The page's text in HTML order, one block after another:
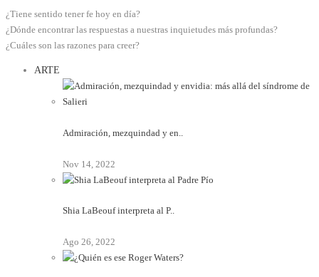
¿Tiene sentido tener fe hoy en día?
¿Dónde encontrar las respuestas a nuestras inquietudes más profundas?
¿Cuáles son las razones para creer?
ARTE
Admiración, mezquindad y en..
Nov 14, 2022
Shia LaBeouf interpreta al P..
Ago 26, 2022